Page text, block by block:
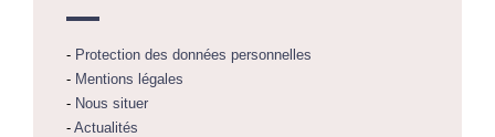
- Protection des données personnelles
- Mentions légales
- Nous situer
- Actualités